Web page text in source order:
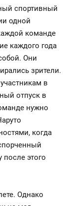
спортивный
одной
команде
каждого года
Они
зрители.
в
отпуск в
нужно
когда
этого
Однако